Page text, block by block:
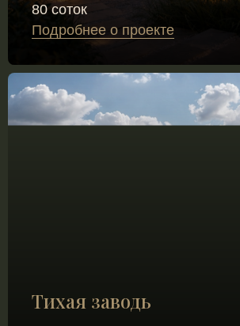
80 соток
Подробнее о проекте
Тихая заводь